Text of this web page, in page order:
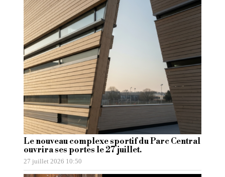
Le nouveau complexe sportif du Parc Central
ouvrira ses portes le 27 juillet.
27 juillet 2026 10:50